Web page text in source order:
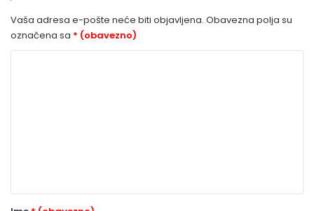
Vaša adresa e-pošte neće biti objavljena. Obavezna polja su
označena sa * (obavezno)
r